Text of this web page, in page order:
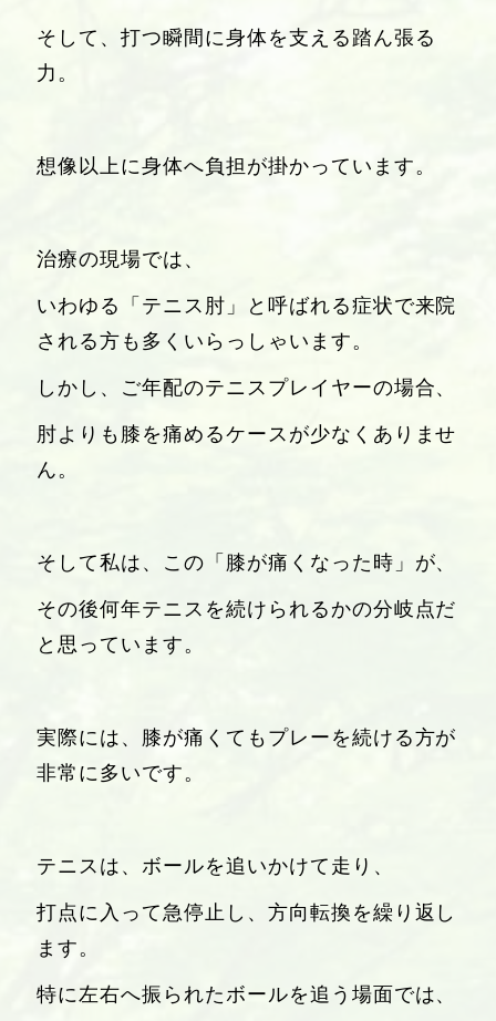
そして、打つ瞬間に身体を支える踏ん張る
力。
想像以上に身体へ負担が掛かっています。
治療の現場では、
いわゆる「テニス肘」と呼ばれる症状で来院
される方も多くいらっしゃいます。
しかし、ご年配のテニスプレイヤーの場合、
肘よりも膝を痛めるケースが少なくありませ
ん。
そして私は、この「膝が痛くなった時」が、
その後何年テニスを続けられるかの分岐点だ
と思っています。
実際には、膝が痛くてもプレーを続ける方が
非常に多いです。
テニスは、ボールを追いかけて走り、
打点に入って急停止し、方向転換を繰り返し
ます。
特に左右へ振られたボールを追う場面では、